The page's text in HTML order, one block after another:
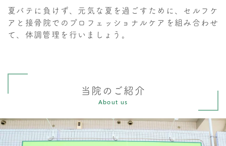
夏バテに負けず、元気な夏を過ごすために、セルフケ
アと接骨院でのプロフェッショナルケアを組み合わせ
て、体調管理を行いましょう。
当院のご紹介
About us